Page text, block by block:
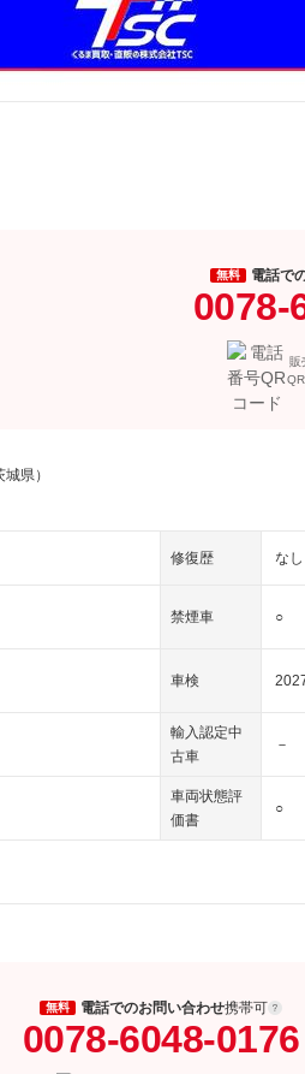
無料 電話で
0078-
販
県）
修復歴 なし
禁煙車 ○
車検
輸入認定中
古車
－
車両状態評
価書
○
無料 電話でのお問い合わせ携帯可
0078-6048-0176